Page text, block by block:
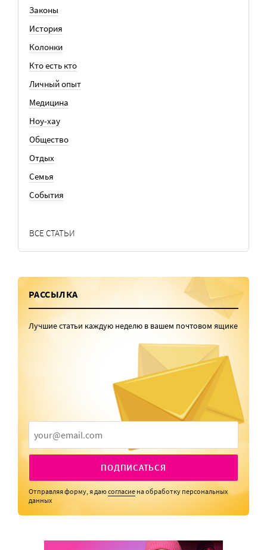
Законы
История
Колонки
Кто есть кто
Личный опыт
Медицина
Ноу-хау
Общество
Отдых
Семья
События
ВСЕ СТАТЬИ
РАССЫЛКА
Лучшие статьи каждую неделю в вашем почтовом ящике
ПОДПИСАТЬСЯ
Отправляя форму, я даюсогласие на обработку персональных
данных